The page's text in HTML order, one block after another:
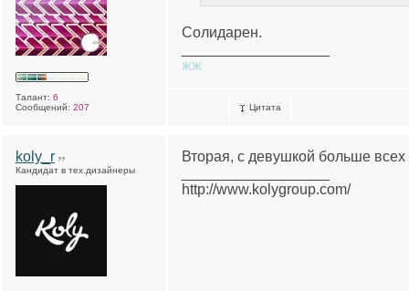
Талант: 6
Сообщений: 207
Солидарен.
жж
Цитата
koly_r
Кандидат в тех.дизайнеры
Вторая, с девушкой больше
http://www.kolygroup.com/